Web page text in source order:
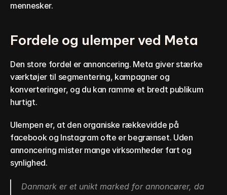
mennesker.
Fordele og ulemper ved Meta
Den store fordel er annoncering. Meta giver stærke
værktøjer til segmentering, kampagner og
konverteringer, og du kan ramme et bredt publikum
hurtigt.
Ulempen er, at den organiske rækkevidde på
facebook og Instagram ofte er begrænset. Uden
annoncering mister mange virksomheder fart og
synlighed.
Danmark er et unikt marked for annoncører, da